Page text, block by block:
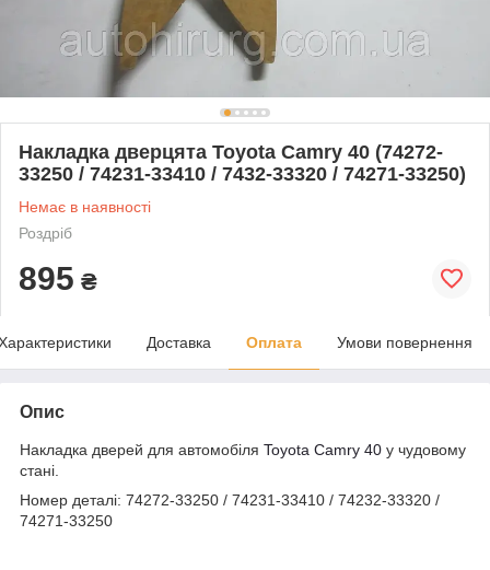
Накладка дверцята Toyota Camry 40 (74272-
33250 / 74231-33410 / 7432-33320 / 74271-33250)
Немає в наявності
Роздріб
895 ₴
Доставка Оплата Умови повернення
Опис
Накладка дверей для автомобіля Toyota Camry 40 у чудовому
стані.
Номер деталі: 74272-33250 / 74231-33410 / 74232-33320 /
74271-33250